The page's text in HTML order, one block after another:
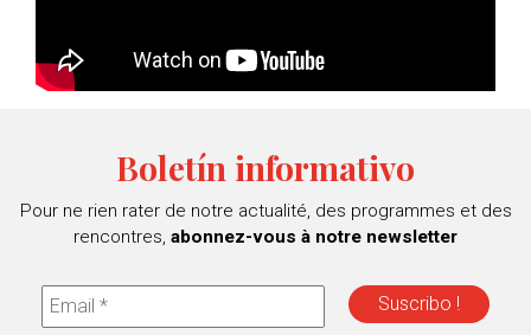
Boletín informativo
Pour ne rien rater de notre actualité, des programmes et des
rencontres, abonnez-vous à notre newsletter